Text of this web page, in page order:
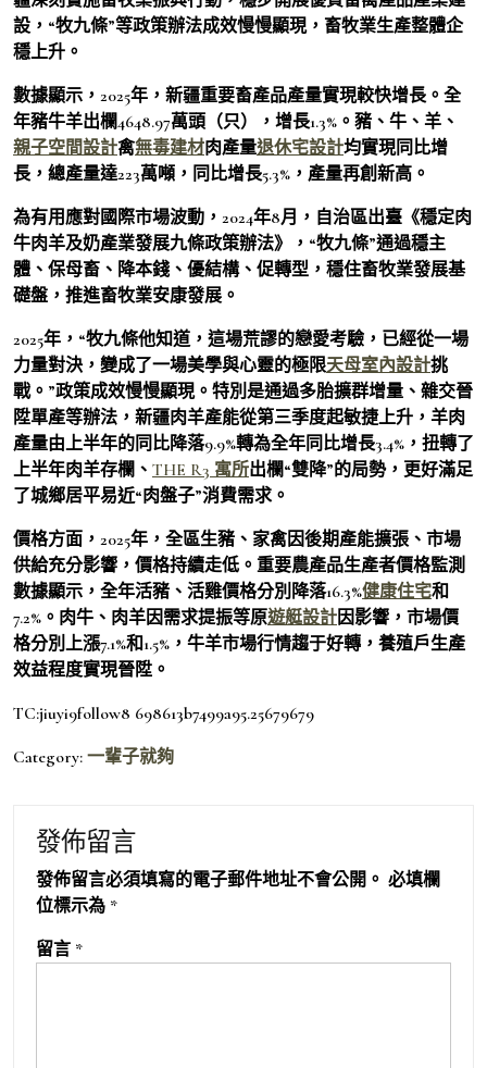
設，“牧九條”等政策辦法成效慢慢顯現，畜牧業生產整體企
穩上升。
數據顯示，2025年，新疆重要畜產品產量實現較快增長。全
年豬牛羊出欄4648.97萬頭（只），增長1.3%。豬、牛、羊、
親子空間設計禽無毒建材肉產量退休宅設計均實現同比增
長，總產量達223萬噸，同比增長5.3%，產量再創新高。
為有用應對國際市場波動，2024年8月，自治區出臺《穩定肉
牛肉羊及奶產業發展九條政策辦法》，“牧九條”通過穩主
體、保母畜、降本錢、優結構、促轉型，穩住畜牧業發展基
礎盤，推進畜牧業安康發展。
2025年，“牧九條他知道，這場荒謬的戀愛考驗，已經從一場
力量對決，變成了一場美學與心靈的極限天母室內設計挑
戰。”政策成效慢慢顯現。特別是通過多胎擴群增量、雜交晉
陞單產等辦法，新疆肉羊產能從第三季度起敏捷上升，羊肉
產量由上半年的同比降落9.9%轉為全年同比增長3.4%，扭轉了
上半年肉羊存欄、 THE R3 寓所出欄“雙降”的局勢，更好滿足
了城鄉居平易近“肉盤子”消費需求。
價格方面，2025年，全區生豬、家禽因後期產能擴張、市場
供給充分影響，價格持續走低。重要農產品生產者價格監測
數據顯示，全年活豬、活雞價格分別降落16.3%健康住宅和
7.2%。肉牛、肉羊因需求提振等原遊艇設計因影響，市場價
格分別上漲7.1%和1.5%，牛羊市場行情趨于好轉，養殖戶生產
效益程度實現晉陞。
TC:jiuyi9follow8 698613b7499a95.25679679
Category: 一輩子就夠
發佈留言
發佈留言必須填寫的電子郵件地址不會公開。 必填欄
位標示為 *
留言 *